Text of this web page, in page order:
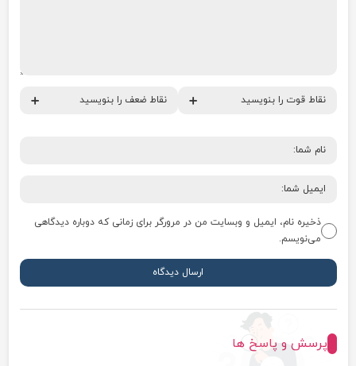
ذخیره نام، ایمیل و وبسایت من در مرورگر برای زمانی که دوباره دیدگاهی
می‌نویسم.
پرسش و پاسخ ها